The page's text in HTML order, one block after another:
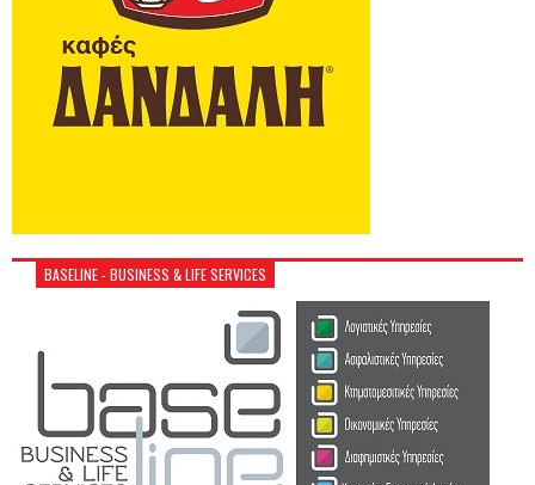
BASELINE - BUSINESS & LIFE SERVICES